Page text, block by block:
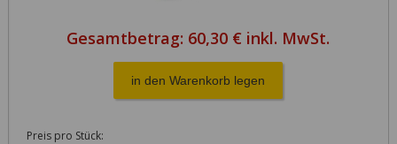
Gesamtbetrag: 60,30 € inkl. MwSt.
Preis pro Stück: